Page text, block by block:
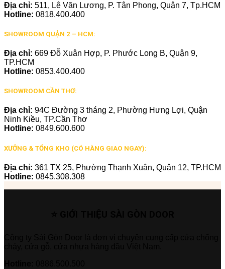
Địa chỉ: 511, Lê Văn Lương, P. Tân Phong, Quận 7, Tp.HCM
Hotline: 0818.400.400
SHOWROOM QUẬN 2 – HCM:
Địa chỉ: 669 Đỗ Xuân Hợp, P. Phước Long B, Quận 9,
TP.HCM
Hotline: 0853.400.400
SHOWROOM CẦN THƠ:
Địa chỉ: 94C Đường 3 tháng 2, Phường Hưng Lợi, Quận
Ninh Kiều, TP.Cần Thơ
Hotline: 0849.600.600
XƯỞNG & TỔNG KHO (CÓ HÀNG GIAO NGAY):
Địa chỉ: 361 TX 25, Phường Thạnh Xuân, Quận 12, TP.HCM
Hotline: 0845.308.308